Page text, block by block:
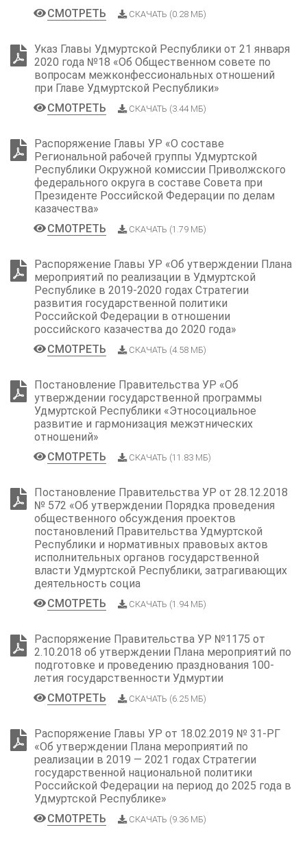
СМОТРЕТЬ
СКАЧАТЬ (0.28 МБ)
Указ Главы Удмуртской Республики от 21 января
2020 года №18 «Об Общественном совете по
вопросам межконфессиональных отношений
при Главе Удмуртской Республики»
СМОТРЕТЬ
СКАЧАТЬ (3.44 МБ)
Распоряжение Главы УР «О составе
Региональной рабочей группы Удмуртской
Республики Окружной комиссии Приволжского
федерального округа в составе Совета при
Президенте Российской Федерации по делам
казачества»
СМОТРЕТЬ
СКАЧАТЬ (1.79 МБ)
Распоряжение Главы УР «Об утверждении Плана
мероприятий по реализации в Удмуртской
Республике в 2019-2020 годах Стратегии
развития государственной политики
Российской Федерации в отношении
российского казачества до 2020 года»
СМОТРЕТЬ
СКАЧАТЬ (4.58 МБ)
Постановление Правительства УР «Об
утверждении государственной программы
Удмуртской Республики «Этносоциальное
развитие и гармонизация межэтнических
отношений»
СМОТРЕТЬ
СКАЧАТЬ (11.83 МБ)
Постановление Правительства УР от 28.12.2018
№ 572 «Об утверждении Порядка проведения
общественного обсуждения проектов
постановлений Правительства Удмуртской
Республики и нормативных правовых актов
исполнительных органов государственной
власти Удмуртской Республики, затрагивающих
деятельность социа
СМОТРЕТЬ
СКАЧАТЬ (1.94 МБ)
Распоряжение Правительства УР №1175 от
2.10.2018 об утверждении Плана мероприятий по
подготовке и проведению празднования 100-
летия государственности Удмуртии
СМОТРЕТЬ
СКАЧАТЬ (6.25 МБ)
Распоряжение Главы УР от 18.02.2019 № 31-РГ
«Об утверждении Плана мероприятий по
реализации в 2019 — 2021 годах Стратегии
государственной национальной политики
Российской Федерации на период до 2025 года в
Удмуртской Республике»
СМОТРЕТЬ
СКАЧАТЬ (9.36 МБ)